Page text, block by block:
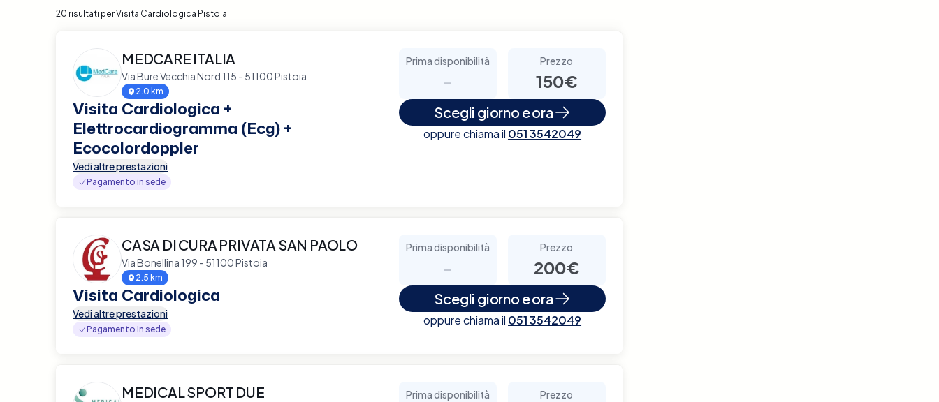
20 risultati per Visita Cardiologica Pistoia
MEDCARE ITALIA
Via Bure Vecchia Nord 115 - 51100 Pistoia
2.0 km
Visita Cardiologica +
Elettrocardiogramma (Ecg) +
Ecocolordoppler
Vedi altre prestazioni
Pagamento in sede
Prima disponibilità
-
Prezzo
150€
Scegli giorno e ora
oppure chiama il 051 3542049
CASA DI CURA PRIVATA SAN PAOLO
Via Bonellina 199 - 51100 Pistoia
2.5 km
Visita Cardiologica
Vedi altre prestazioni
Pagamento in sede
Prima disponibilità
-
Prezzo
200€
Scegli giorno e ora
oppure chiama il 051 3542049
MEDICAL SPORT DUE Prima disponibilità Prezzo